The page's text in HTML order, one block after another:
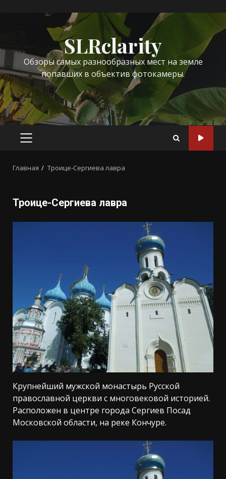
содержимому
SLRclarity
Обзоры самых разнообразных мест на земле
попавших в объектив фотокамеры.
ОСНОВНОЕ
Главная Троице-Сергиева лавра
Троице-Сергиева лавра
Крупнейший мужской монастырь Русской
православной церкви с многовековой историей.
Расположен в центре города Сергиев Посад
Московской области, на реке Кончуре.